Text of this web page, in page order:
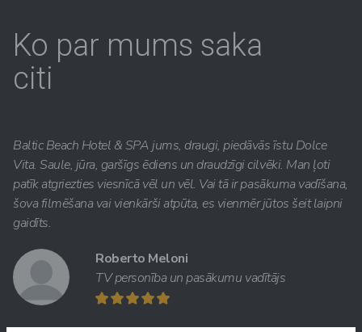
Ko par mums saka
citi
Baltic Beach Hotel & SPA jums, draugi, piedāvās īstu Dolce
Vita. Saule, jūra, garšīgs ēdiens un draudzīgi cilvēki. Man ļoti
patīk atgriezties viesnīcā vēl un vēl. Vai tā ir pasākuma vadīšana,
šova filmēšana vai vienkārši atpūta, es vienmēr jūtos šeit laipni
gaidīts.
Roberto Meloni
TV personība un pasākumu vadītājs